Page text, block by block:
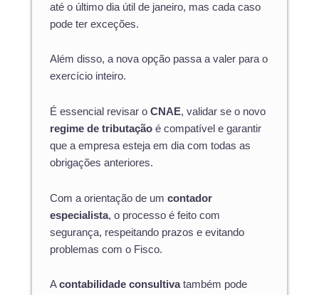
até o último dia útil de janeiro, mas cada caso
pode ter exceções.
Além disso, a nova opção passa a valer para o
exercício inteiro.
É essencial revisar o CNAE, validar se o novo
regime de tributação é compatível e garantir
que a empresa esteja em dia com todas as
obrigações anteriores.
Com a orientação de um contador
especialista, o processo é feito com
segurança, respeitando prazos e evitando
problemas com o Fisco.
Acontabilidade consultivatambém pode